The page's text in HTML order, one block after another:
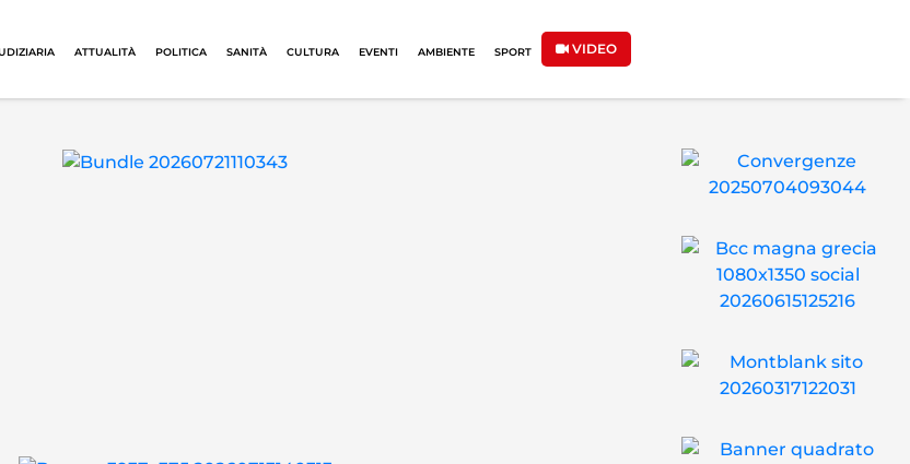
ATTUALITÀ POLITICA SANITÀ CULTURA EVENTI AMBIENTE SPORT VIDEO